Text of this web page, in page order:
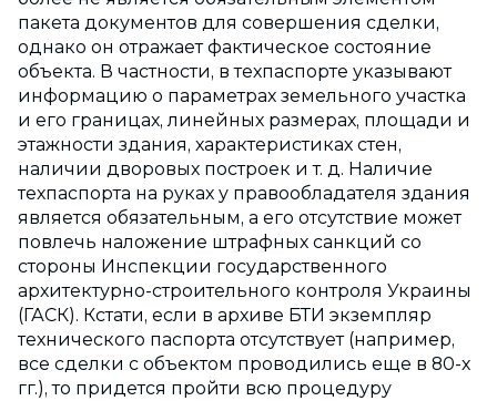
пакета документов для совершения сделки,
однако он отражает фактическое состояние
объекта. В частности, в техпаспорте указывают
информацию о параметрах земельного участка
и его границах, линейных размерах, площади и
этажности здания, характеристиках стен,
наличии дворовых построек и т. д. Наличие
техпаспорта на руках у правообладателя здания
является обязательным, а его отсутствие может
повлечь наложение штрафных санкций со
стороны Инспекции государственного
архитектурно-строительного контроля Украины
(ГАСК). Кстати, если в архиве БТИ экземпляр
технического паспорта отсутствует (например,
все сделки с объектом проводились еще в 80-х
гг.), то придется пройти всю процедуру